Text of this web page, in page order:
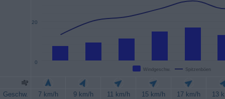
Windgeschw. Spitzenböen
0
20
Geschw. 7 km/h 9 km/h 11 km/h 15 km/h 17 km/h
13